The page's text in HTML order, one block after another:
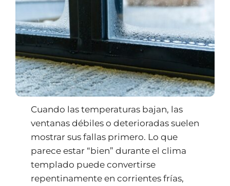
Cuando las temperaturas bajan, las
ventanas débiles o deterioradas suelen
mostrar sus fallas primero. Lo que
parece estar “bien” durante el clima
templado puede convertirse
repentinamente en corrientes frías,